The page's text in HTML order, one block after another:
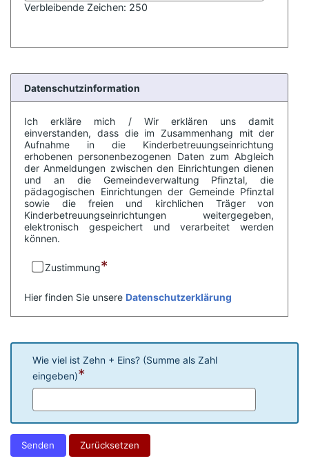
Verbleibende Zeichen: 250
Datenschutzinformation
Ich erkläre mich / Wir erklären uns damit
einverstanden, dass die im Zusammenhang mit der
Aufnahme in die Kinderbetreuungseinrichtung
erhobenen personenbezogenen Daten zum Abgleich
der Anmeldungen zwischen den Einrichtungen dienen
und an die Gemeindeverwaltung Pfinztal, die
pädagogischen Einrichtungen der Gemeinde Pfinztal
sowie die freien und kirchlichen Träger von
Kinderbetreuungseinrichtungen weitergegeben,
elektronisch gespeichert und verarbeitet werden
können.
Zustimmung*
Hier finden Sie unsere Datenschutzerklärung
Wie viel ist Zehn + Eins? (Summe als Zahl
eingeben)*
Senden Zurücksetzen